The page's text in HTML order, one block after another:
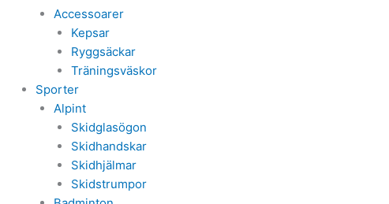
Accessoarer
Kepsar
Ryggsäckar
Träningsväskor
Sporter
Alpint
Skidglasögon
Skidhandskar
Skidhjälmar
Skidstrumpor